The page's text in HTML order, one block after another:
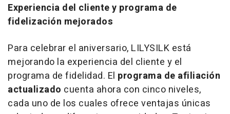
Experiencia del cliente y programa de
fidelización mejorados
Para celebrar el aniversario, LILYSILK está
mejorando la experiencia del cliente y el
programa de fidelidad. El programa de afiliación
actualizado cuenta ahora con cinco niveles,
cada uno de los cuales ofrece ventajas únicas